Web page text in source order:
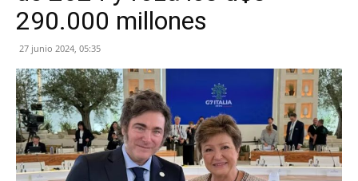
290.000 millones
27 junio 2024, 05:35